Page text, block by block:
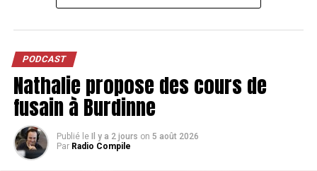
PODCAST
Nathalie propose des cours de
fusain à Burdinne
Publié le Il y a 2 jours on 5 août 2026
Par Radio Compile